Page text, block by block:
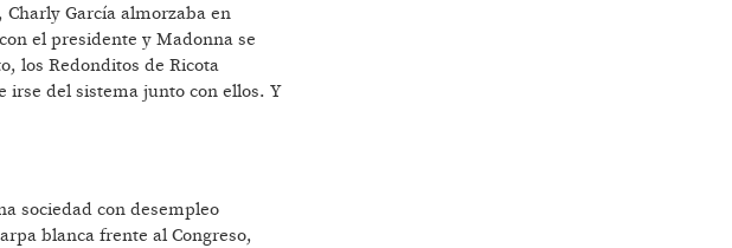
García almorzaba en
el presidente y Madonna se
los Redonditos de Ricota
irse del sistema junto con ellos. Y
sociedad con desempleo
blanca frente al Congreso,